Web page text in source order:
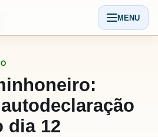
Abrir
MENU
dia 12